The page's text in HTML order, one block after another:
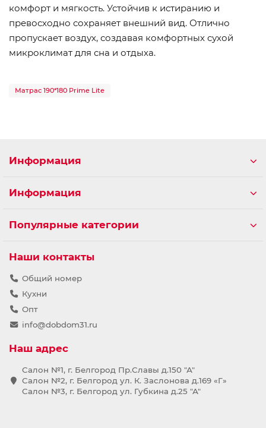
комфорт и мягкость. Устойчив к истиранию и
превосходно сохраняет внешний вид. Отлично
пропускает воздух, создавая комфортных сухой
микроклимат для сна и отдыха.
Матрас 190*180 Prime Lite
Информация
Информация
Популярные категории
Наши контакты
Общий номер
Кухни
Опт
info@dobdom31.ru
Наш адрес
Салон №1, г. Белгород Пр.Славы д.150 "А"
Салон №2, г. Белгород ул. К. Заслонова д.169 «Г»
Салон №3, г. Белгород ул. Губкина д.25 "А"